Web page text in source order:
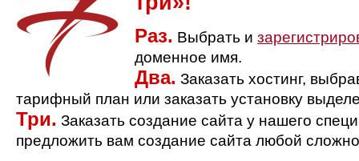
Раз. Выбрать и
доменное имя.
Два. Заказать хостинг,
тарифный план или заказать установку
Три. Заказать создание сайта у нашего
предложить вам создание сайта любой